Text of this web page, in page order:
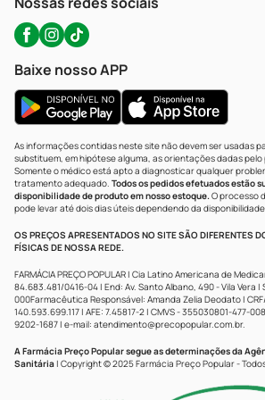
Baixe nosso APP
As informações contidas neste site não devem ser usadas
substituem, em hipótese alguma, as orientações dadas
Somente o médico está apto a diagnosticar qualquer
tratamento adequado. Todos os pedidos efetuados estão
disponibilidade de produto em nosso estoque.O processo
pode levar até dois dias úteis dependendo da
OS PREÇOS APRESENTADOS NO SITE SÃO DIFERENTES
FÍSICAS DE NOSSA REDE.
FARMÁCIA PREÇO POPULAR | Cia Latino Americana de
84.683.481/0416-04 | End: Av. Santo Albano, 490 - Vila Vera |
000Farmacêutica Responsável: Amanda Zelia Deodato | CRF/
140.593.699.117 | AFE: 7.45817-2 | CMVS - 355030801-477-
9202-1687 | e-mail: atendimento@precopopular.com.br.
A Farmácia Preço Popular segue as determinações da
Sanitária | Copyright © 2025 Farmácia Preço Popular -